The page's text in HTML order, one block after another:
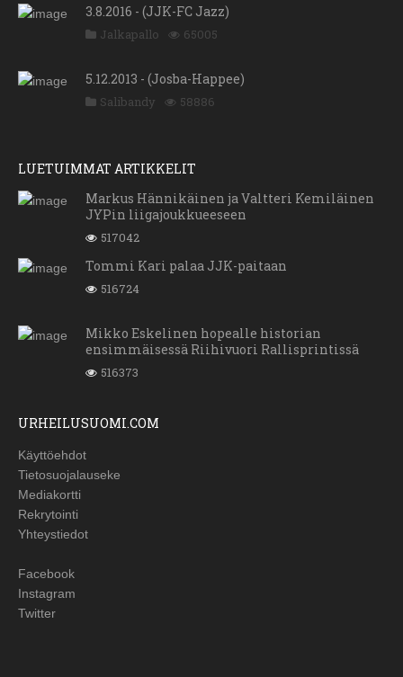
3.8.2016 - (JJK-FC Jazz)
Jalkapallo 65005
5.12.2013 - (Josba-Happee)
Salibandy 58886
LUETUIMMAT ARTIKKELIT
Markus Hännikäinen ja Valtteri Kemiläinen
JYPin liigajoukkueeseen
517042
Tommi Kari palaa JJK-paitaan
516724
Mikko Eskelinen hopealle historian
ensimmäisessä Riihivuori Rallisprintissä
516373
URHEILUSUOMI.COM
Käyttöehdot
Tietosuojalauseke
Mediakortti
Rekrytointi
Yhteystiedot
Facebook
Instagram
Twitter